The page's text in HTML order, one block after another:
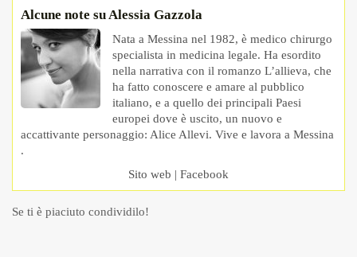
Alcune note su Alessia Gazzola
Nata a Messina nel 1982, è medico chirurgo
specialista in medicina legale. Ha esordito
nella narrativa con il romanzo L’allieva, che
ha fatto conoscere e amare al pubblico
italiano, e a quello dei principali Paesi
europei dove è uscito, un nuovo e
accattivante personaggio: Alice Allevi. Vive e lavora a Messina
.
Sito web | Facebook
Se ti è piaciuto condividilo!